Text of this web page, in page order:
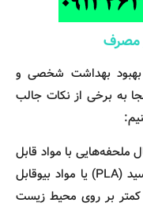
مصرف
بهبود بهداشت شخصی و
به برخی از نکات جالب
ملحفه‌هایی با مواد قابل
تجزیه و تحلیل مانند پلی‌لاکتیک اسید (PLA) یا مواد بیوقابل
کمتر بر روی محیط زیست